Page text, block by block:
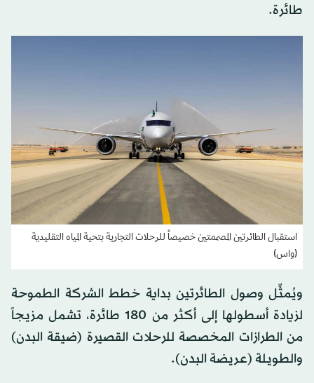
طائرة.
استقبال الطائرتين المصممتين خصيصاً للرحلات التجارية بتحية المياه التقليدية
(واس)
ويُمثِّل وصول الطائرتين بداية خطط الشركة الطموحة
لزيادة أسطولها إلى أكثر من 180 طائرة، تشمل مزيجاً
من الطرازات المخصصة للرحلات القصيرة (ضيقة البدن)
والطويلة (عريضة البدن).